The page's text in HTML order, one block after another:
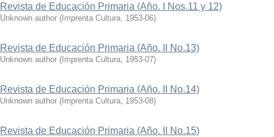
Revista de Educación Primaria (Año. I Nos.11 y 12)
Unknown author ( Imprenta Cultura, 1953-06)
Revista de Educación Primaria (Año. II No.13)
Unknown author ( Imprenta Cultura, 1953-07)
Revista de Educación Primaria (Año. II No.14)
Unknown author ( Imprenta Cultura, 1953-08)
Revista de Educación Primaria (Año. II No.15)